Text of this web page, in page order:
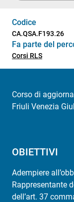
Codice
CA.QSA.F193.26
Fa parte del
Corsi RLS
Corso di
Friuli Venezia
OBIETTIVI
Adempiere
Rappresentante
dell’art. 37